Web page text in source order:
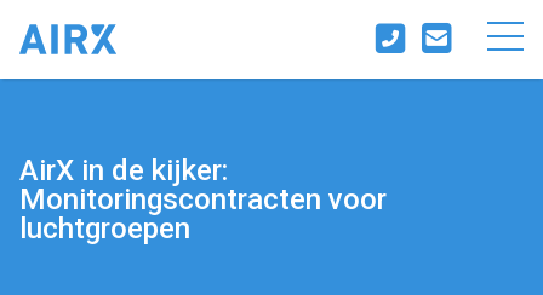
AirX in de kijker:
Monitoringscontracten voor
luchtgroepen